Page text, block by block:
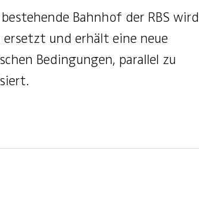
Bahnhof der RBS wird
und erhält eine neue
Bedingungen, parallel zu